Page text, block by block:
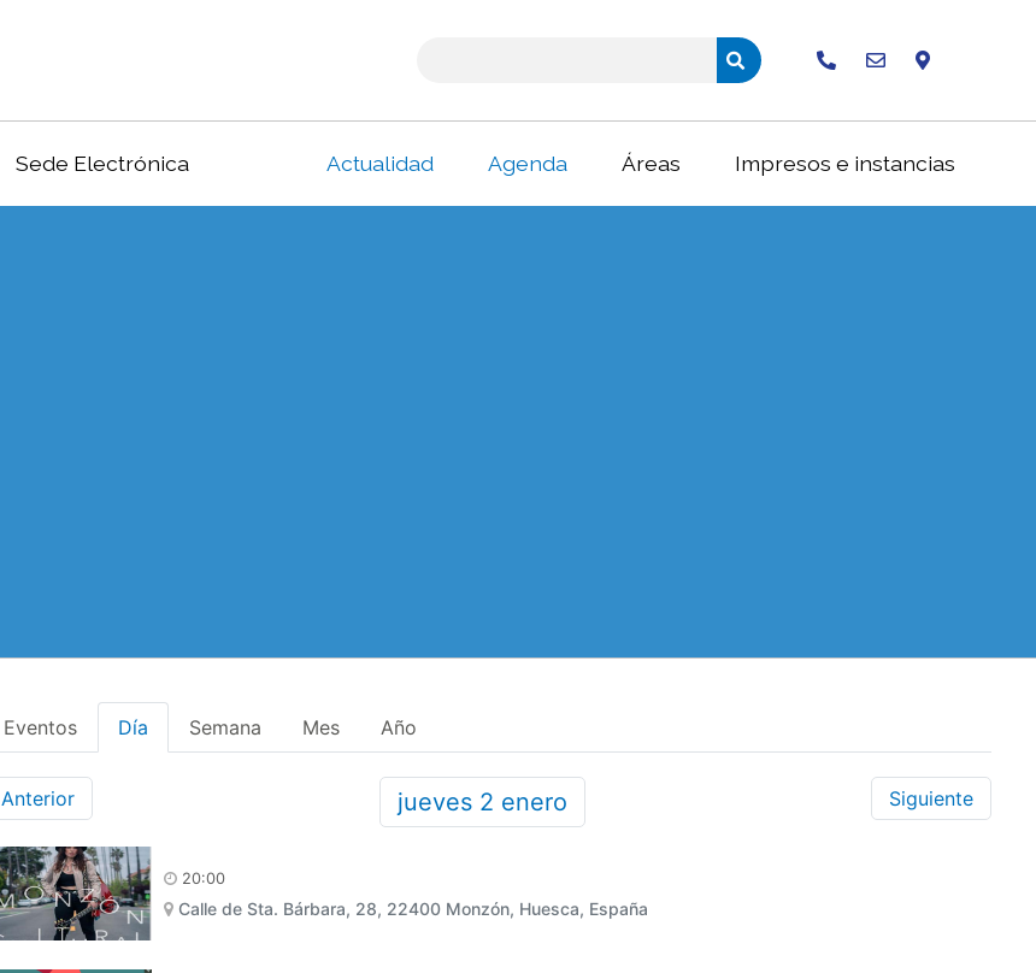
Sede Electrónica Actualidad Agenda Áreas Impresos e instancias
Eventos Día Semana Mes Año
Anterior jueves 2 enero Siguiente
20:00
Calle de Sta. Bárbara, 28, 22400 Monzón, Huesca, España